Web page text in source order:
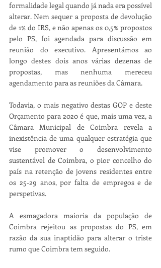
formalidade legal quando já nada era possível
alterar. Nem sequer a proposta de devolução
de 1% do IRS, e não apenas os 0,5% propostos
pelo PS, foi agendada para discussão em
reunião do executivo. Apresentámos ao
longo destes dois anos várias dezenas de
propostas, mas nenhuma mereceu
agendamento para as reuniões da Câmara.
Todavia, o mais negativo destas GOP e deste
Orçamento para 2020 é que, mais uma vez, a
Câmara Municipal de Coimbra revela a
inexistência de uma qualquer estratégia que
vise promover o desenvolvimento
sustentável de Coimbra, o pior concelho do
país na retenção de jovens residentes entre
os 25-29 anos, por falta de empregos e de
perspetivas.
A esmagadora maioria da população de
Coimbra rejeitou as propostas do PS, em
razão da sua inaptidão para alterar o triste
rumo que Coimbra tem seguido.